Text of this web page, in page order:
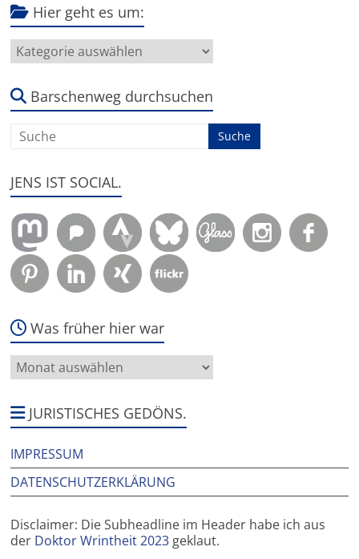
Hier geht es um:
Hier
geht
um:Barschenweg durchsuchen
JENS IST SOCIAL.
Was früher hier war
Was
früher
warJURISTISCHES GEDÖNS.
IMPRESSUM
DATENSCHUTZERKLÄRUNG
Disclaimer: Die Subheadline im Header habe ich aus
der Doktor Wrintheit 2023 geklaut.